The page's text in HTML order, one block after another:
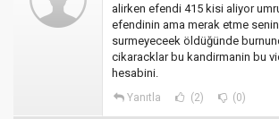
alirken efendi 415 kisi aliyor
efendinin ama merak etme
surmeyeceek öldüğünde
cikaracklar bu kandirmanin bu
hesabini.
Yanıtla (2) (0)